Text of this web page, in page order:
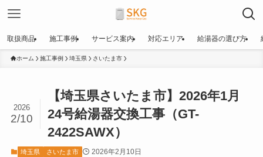
取扱商品 施工事例 サービス案内 対応エリア 給湯器の選び方
ホーム 施工事例 埼玉県 さいたま市
【埼玉県さいたま市】2026年1月
24号給湯器交換工事（GT-
2422SAWX）
2026
2/10
埼玉県 さいたま市 2026年2月10日